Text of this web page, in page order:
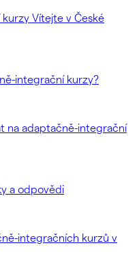
Vítejte v České
integrační kurzy?
na adaptačně-integrační
a odpovědi
integračních kurzů v